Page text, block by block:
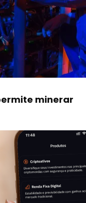
minerar